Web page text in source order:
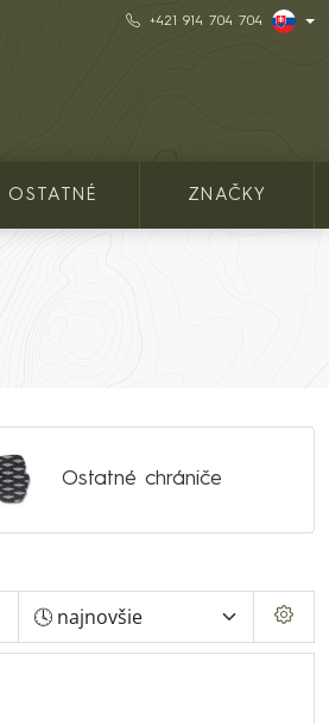
+421 914 704 704
OSTATNÉ ZNAČKY
Ostatné chrániče